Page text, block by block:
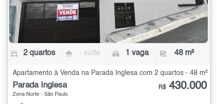
2 quartos - suíte 1 vaga 48 m²
Apartamento à Venda na Parada Inglesa com 2 quartos - 48 m²
Parada Inglesa
Zona Norte - São Paulo
R$ 430.000